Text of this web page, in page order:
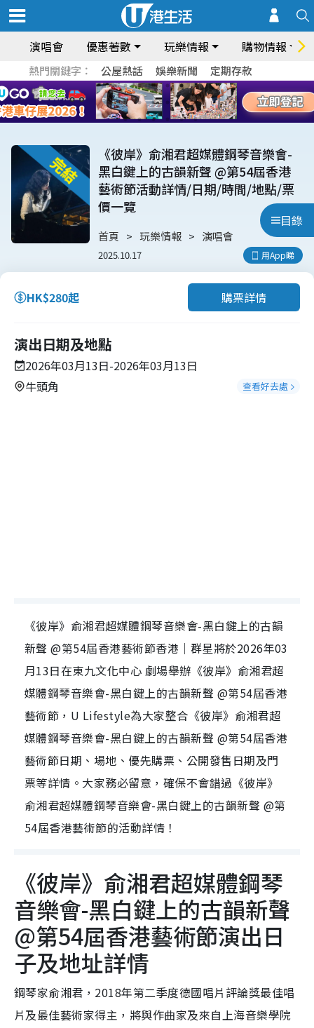
演唱會 優惠著數 玩樂情報 購物情報
熱門關鍵字： 公屋熱話 娛樂新聞 定期存款
目錄
《彼岸》俞湘君超媒體鋼琴音樂會-
黑白鍵上的古韻新聲 @第54屆香港
藝術節活動詳情/日期/時間/地點/票
價一覽
首頁 玩樂情報 演唱會
2025.10.17 用App睇
HK$280起 購票詳情
演出日期及地點
2026年03月13日-2026年03月13日
牛頭角
查看好去處
《彼岸》俞湘君超媒體鋼琴音樂會-黑白鍵上的古韻
新聲 @第54屆香港藝術節香港｜群星將於2026年03
月13日在東九文化中心 劇場舉辦《彼岸》俞湘君超
媒體鋼琴音樂會-黑白鍵上的古韻新聲 @第54屆香港
藝術節，U Lifestyle為大家整合《彼岸》俞湘君超
媒體鋼琴音樂會-黑白鍵上的古韻新聲 @第54屆香港
藝術節日期、場地、優先購票、公開發售日期及門
票等詳情。大家務必留意，確保不會錯過《彼岸》
俞湘君超媒體鋼琴音樂會-黑白鍵上的古韻新聲 @第
54屆香港藝術節的活動詳情！
《彼岸》俞湘君超媒體鋼琴
音樂會-黑白鍵上的古韻新聲
@第54屆香港藝術節演出日
子及地址詳情
鋼琴家俞湘君，2018年第二季度德國唱片評論獎最佳唱
片及最佳藝術家得主，將與作曲家及來自上海音樂學院